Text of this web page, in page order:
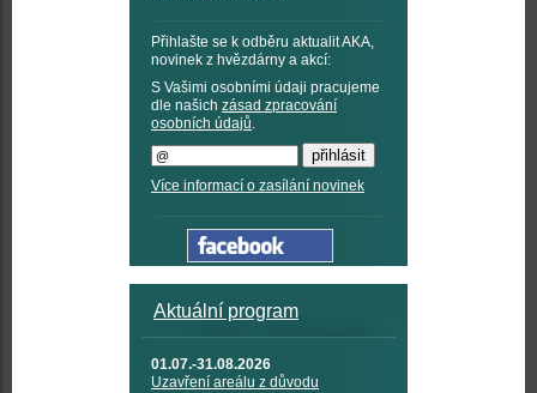
Přihlašte se k odběru aktualit AKA,
novinek z hvězdárny a akcí:
S Vašimi osobními údaji pracujeme
dle našich zásad zpracování
osobních údajů.
Více informací o zasílání novinek
Aktuální program
01.07.-31.08.2026
Uzavření areálu z důvodu